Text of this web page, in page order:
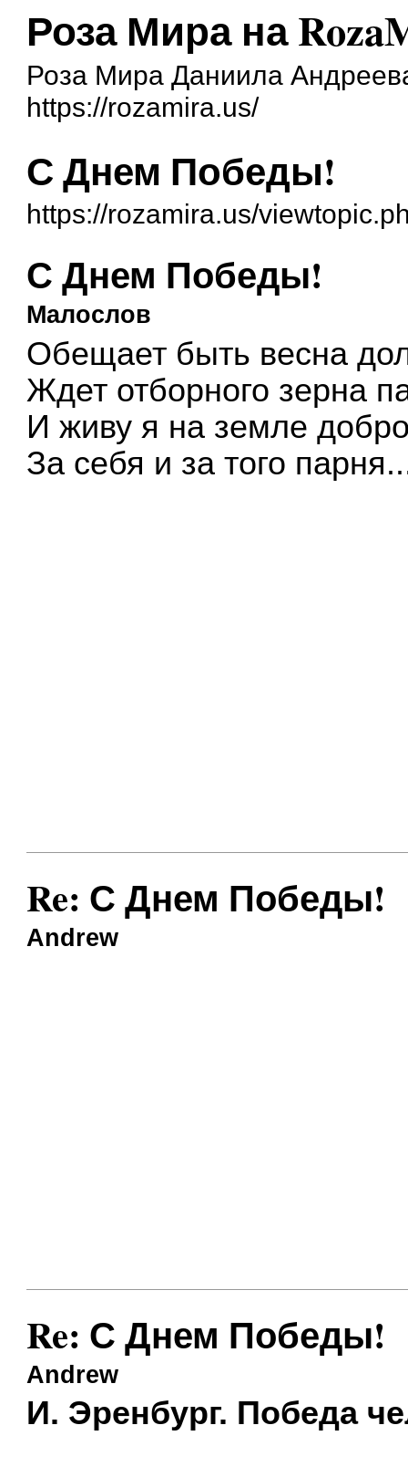
Роза Мира на
Роза Мира Даниила
https://rozamira.us/
С Днем Победы!
https://rozamira.us/
С Днем Победы!
Малослов
Обещает быть весна
Ждет отборного зерна
И живу я на земле
За себя и за того
Re: С Днем Победы!
Andrew
Re: С Днем Победы!
Andrew
И. Эренбург. Победа